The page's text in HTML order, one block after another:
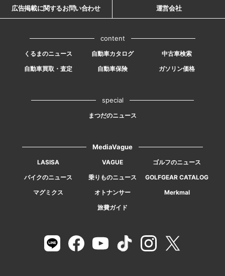
広告掲載に関するお問い合わせ 運営会社
content
くるまのニュース 自動車カタログ
中古車検索
自動車買取・査定
自動車保険 ガソリン価格
special
まつだのニュース
MediaVague
LASISA VAGUE
ゴルフのニュース
バイクのニュース
乗りものニュース
GOLFGEAR CATALOG
マグミクス
オトナンサー
Merkmal
旅費ガイド